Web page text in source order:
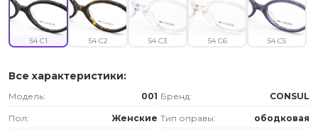
54 C1 54 C2 54 C3 54 C6 54 C5
Все характеристики:
Модель: 001 Бренд: CONSUL
Пол: Женские Тип оправы: ободковая